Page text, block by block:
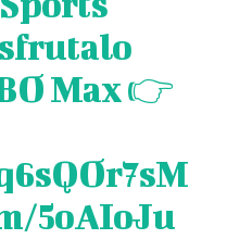
Max 👉
5oAIoJu